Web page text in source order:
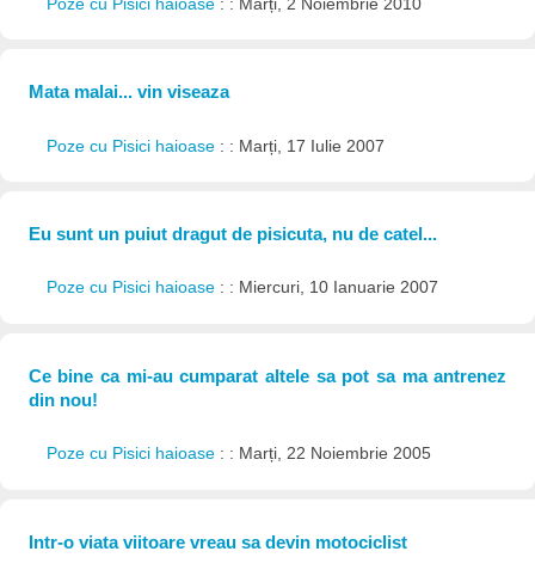
Poze cu Pisici haioase : : Marți, 2 Noiembrie 2010
Mata malai... vin viseaza
Poze cu Pisici haioase : : Marți, 17 Iulie 2007
Eu sunt un puiut dragut de pisicuta, nu de catel...
Poze cu Pisici haioase : : Miercuri, 10 Ianuarie 2007
Ce bine ca mi-au cumparat altele sa pot sa ma antrenez
din nou!
Poze cu Pisici haioase : : Marți, 22 Noiembrie 2005
Intr-o viata viitoare vreau sa devin motociclist